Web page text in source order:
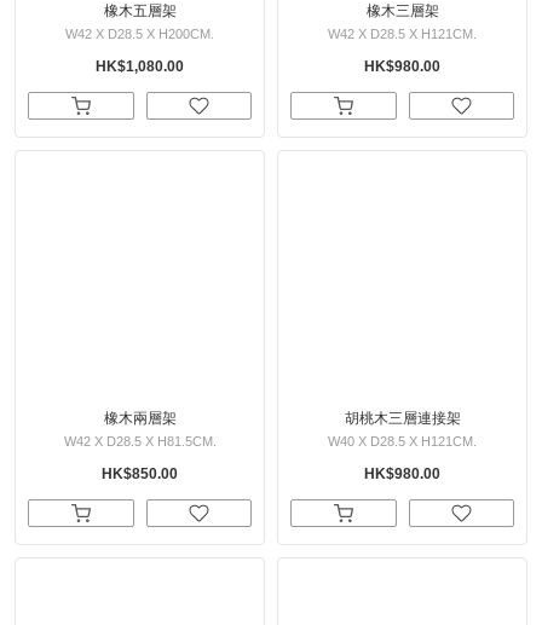
橡木五層架
W42 X D28.5 X H200CM.
HK$1,080.00
橡木三層架
W42 X D28.5 X H121CM.
HK$980.00
橡木兩層架
W42 X D28.5 X H81.5CM.
HK$850.00
胡桃木三層連接架
W40 X D28.5 X H121CM.
HK$980.00